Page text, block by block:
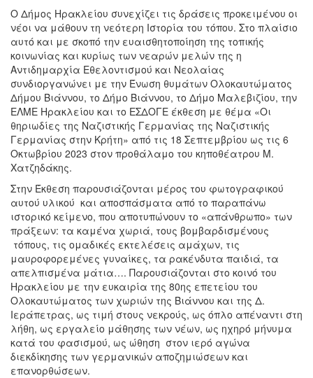
Ο Δήμος Ηρακλείου συνεχίζει τις δράσεις προκειμένου οι
νέοι να μάθουν τη νεότερη Ιστορία του τόπου. Στο πλαίσιο
αυτό και με σκοπό την ευαισθητοποίηση της τοπικής
κοινωνίας και κυρίως των νεαρών μελών της η
Αντιδημαρχία Εθελοντισμού και Νεολαίας
συνδιοργανώνει με την Ένωση θυμάτων Ολοκαυτώματος
Δήμου Βιάννου, το Δήμο Βιάννου, το Δήμο Μαλεβιζίου, την
ΕΛΜΕ Ηρακλείου και το ΕΣΔΟΓΕ έκθεση με θέμα «Οι
θηριωδίες της Ναζιστικής Γερμανίας της Ναζιστικής
Γερμανίας στην Κρήτη» από τις 18 Σεπτεμβρίου ως τις 6
Οκτωβρίου 2023 στον προθάλαμο του κηποθέατρου Μ.
Χατζηδάκης.
Στην Έκθεση παρουσιάζονται μέρος του φωτογραφικού
αυτού υλικού και αποσπάσματα από το παραπάνω
ιστορικό κείμενο, που αποτυπώνουν το «απάνθρωπο» των
πράξεων: τα καμένα χωριά, τους βομβαρδισμένους
τόπους, τις ομαδικές εκτελέσεις αμάχων, τις
μαυροφορεμένες γυναίκες, τα ρακένδυτα παιδιά, τα
απελπισμένα μάτια…. Παρουσιάζονται στο κοινό του
Ηρακλείου με την ευκαιρία της 80ης επετείου του
Ολοκαυτώματος των χωριών της Βιάννου και της Δ.
Ιεράπετρας, ως τιμή στους νεκρούς, ως όπλο απέναντι στη
λήθη, ως εργαλείο μάθησης των νέων, ως ηχηρό μήνυμα
κατά του φασισμού, ως ώθηση στον ιερό αγώνα
διεκδίκησης των γερμανικών αποζημιώσεων και
επανορθώσεων.